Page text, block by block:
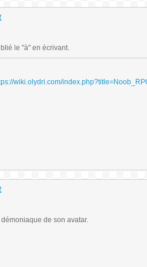
le "à" en écrivant.
wiki.olydri.com/
de son avatar.